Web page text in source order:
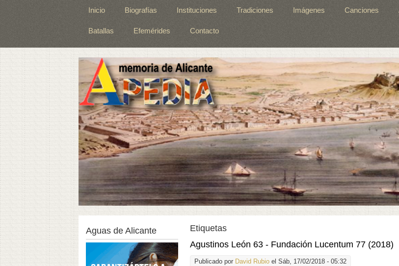
Inicio Biografías Instituciones Tradiciones Imágenes Canciones
Batallas Efemérides Contacto
Etiquetas
Agustinos León 63 - Fundación Lucentum 77 (2018)
Publicado por David Rubio el Sáb, 17/02/2018 - 05:32
Aguas de Alicante